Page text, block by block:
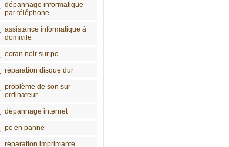
dépannage informatique
par téléphone
assistance informatique à
domicile
ecran noir sur pc
réparation disque dur
problème de son sur
ordinateur
dépannage internet
pc en panne
réparation imprimante